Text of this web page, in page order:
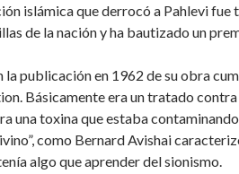
islámica que derrocó a Pahlevi fue
de la nación y ha bautizado un
publicación en 1962 de su obra
Básicamente era un tratado
una toxina que estaba
como Bernard Avishai
algo que aprender del sionismo.